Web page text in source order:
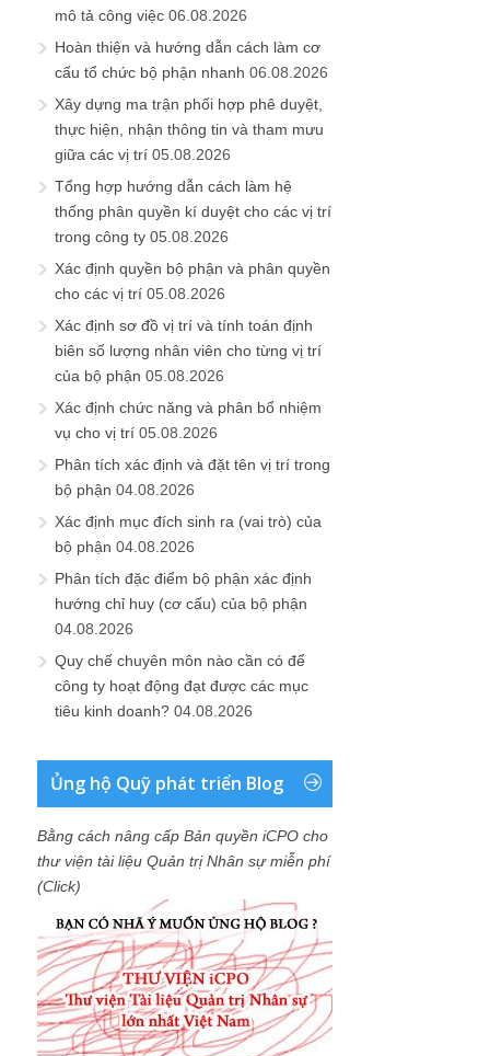
mô tả công việc 06.08.2026
Hoàn thiện và hướng dẫn cách làm cơ
cấu tổ chức bộ phận nhanh 06.08.2026
Xây dựng ma trận phối hợp phê duyệt,
thực hiện, nhận thông tin và tham mưu
giữa các vị trí 05.08.2026
Tổng hợp hướng dẫn cách làm hệ
thống phân quyền kí duyệt cho các vị trí
trong công ty 05.08.2026
Xác định quyền bộ phận và phân quyền
cho các vị trí 05.08.2026
Xác định sơ đồ vị trí và tính toán định
biên số lượng nhân viên cho từng vị trí
của bộ phận 05.08.2026
Xác định chức năng và phân bổ nhiệm
vụ cho vị trí 05.08.2026
Phân tích xác định và đặt tên vị trí trong
bộ phận 04.08.2026
Xác định mục đích sinh ra (vai trò) của
bộ phận 04.08.2026
Phân tích đặc điểm bộ phận xác định
hướng chỉ huy (cơ cấu) của bộ phận
04.08.2026
Quy chế chuyên môn nào cần có để
công ty hoạt động đạt được các mục
tiêu kinh doanh? 04.08.2026
Ủng hộ Quỹ phát triển Blog
Bằng cách nâng cấp Bản quyền iCPO cho
thư viện tài liệu Quản trị Nhân sự miễn phí
(Click)